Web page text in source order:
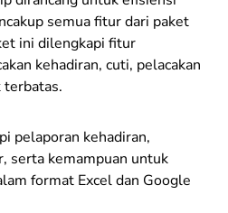
semua fitur dari paket
ini dilengkapi fitur
kehadiran, cuti, pelacakan
pelaporan kehadiran,
serta kemampuan untuk
format Excel dan Google